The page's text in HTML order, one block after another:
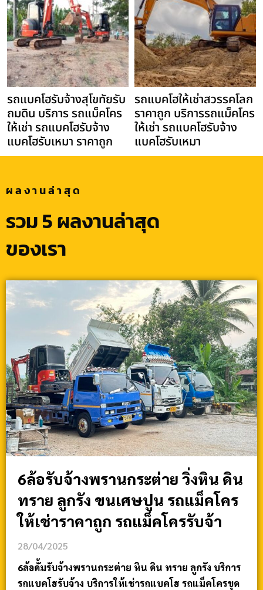
รถแบคโฮรับจ้างสุโขทัยรับ
ถมดิน บริการ รถแม็คโคร
ให้เช่า รถแบคโฮรับจ้าง
แบคโฮรับเหมา ราคาถูก
รถแบคโฮให้เช่าสวรรคโลก
ราคาถูก บริการรถแม็คโคร
ให้เช่า รถแบคโฮรับจ้าง
แบคโฮรับเหมา
ผลงานล่าสุด
รวม 5 ผลงานล่าสุด
ของเรา
6ล้อรับจ้างพรานกระต่าย วิ่งหิน ดิน
ทราย ลูกรัง ขนเศษปูน รถแม็คโคร
ให้เช่าราคาถูก รถแม็คโครรับจ้า
28/04/2025
6ล้อดั้มรับจ้างพรานกระต่าย หิน ดิน ทราย ลูกรัง บริการ
รถแบคโฮรับจ้าง บริการให้เช่ารถแบคโฮ รถแม็คโครขุด